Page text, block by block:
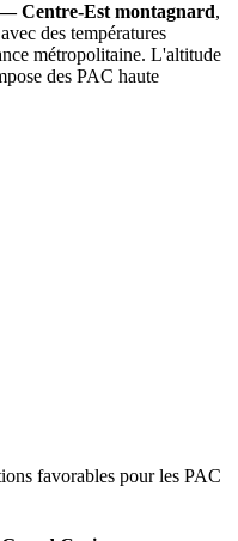
Centre-Est montagnard,
des températures
métropolitaine. L'altitude
des PAC haute
favorables pour les PAC